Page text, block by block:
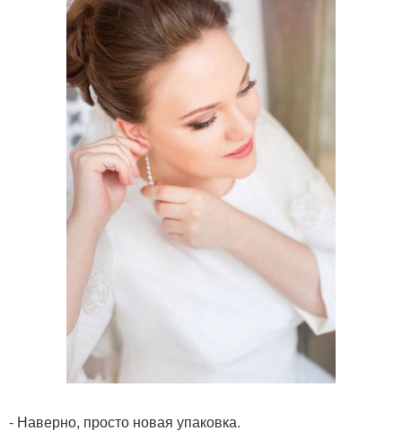
- Наверно, просто новая упаковка.